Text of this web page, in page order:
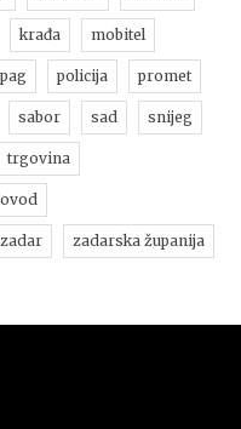
krađa mobitel
pag policija promet
sabor sad snijeg
trgovina
zadar zadarska županija